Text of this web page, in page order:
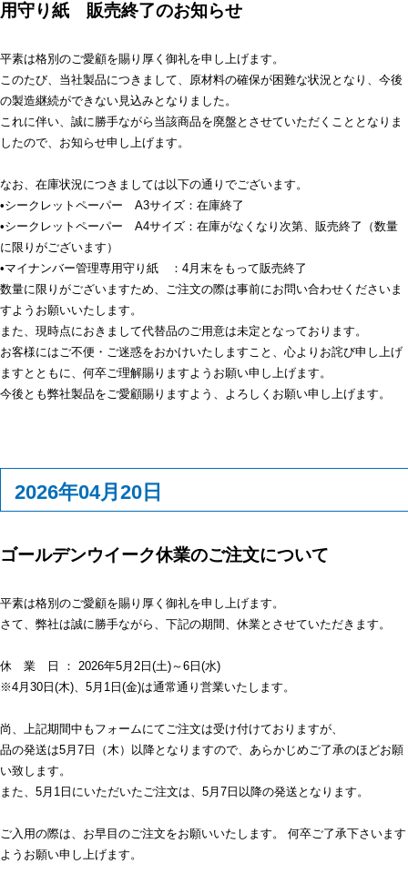
用守り紙 販売終了のお知らせ
平素は格別のご愛顧を賜り厚く御礼を申し上げます。
このたび、当社製品につきまして、原材料の確保が困難な状況となり、今後
の製造継続ができない見込みとなりました。
これに伴い、誠に勝手ながら当該商品を廃盤とさせていただくこととなりま
したので、お知らせ申し上げます。
なお、在庫状況につきましては以下の通りでございます。
•シークレットペーパー A3サイズ：在庫終了
•シークレットペーパー A4サイズ：在庫がなくなり次第、販売終了（数量
に限りがございます）
•マイナンバー管理専用守り紙 ：4月末をもって販売終了
数量に限りがございますため、ご注文の際は事前にお問い合わせくださいま
すようお願いいたします。
また、現時点におきまして代替品のご用意は未定となっております。
お客様にはご不便・ご迷惑をおかけいたしますこと、心よりお詫び申し上げ
ますとともに、何卒ご理解賜りますようお願い申し上げます。
今後とも弊社製品をご愛顧賜りますよう、よろしくお願い申し上げます。
2026年04月20日
ゴールデンウイーク休業のご注文について
平素は格別のご愛顧を賜り厚く御礼を申し上げます。
さて、弊社は誠に勝手ながら、下記の期間、休業とさせていただきます。
休 業 日 ： 2026年5月2日(土)～6日(水)
※4月30日(木)、5月1日(金)は通常通り営業いたします。
尚、上記期間中もフォームにてご注文は受け付けておりますが、
品の発送は5月7日（木）以降となりますので、あらかじめご了承のほどお願
い致します。
また、5月1日にいただいたご注文は、5月7日以降の発送となります。
ご入用の際は、お早目のご注文をお願いいたします。 何卒ご了承下さいます
ようお願い申し上げます。